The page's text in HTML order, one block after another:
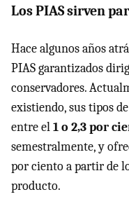
Los PIAS sirven
Hace algunos años
PIAS garantizados
conservadores.
existiendo, sus tipos
entre el1 o 2,3 por
semestralmente, y
por ciento a partir de
producto.